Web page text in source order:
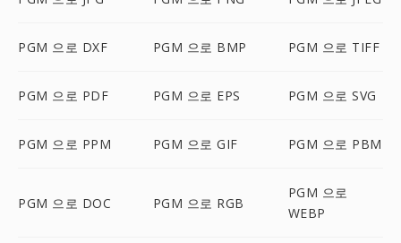
PGM 으로 DXF PGM 으로 BMP PGM 으로 TIFF
PGM 으로 PDF PGM 으로 EPS PGM 으로 SVG
PGM 으로 PPM PGM 으로 GIF PGM 으로 PBM
PGM 으로 DOC PGM 으로 RGB
PGM 으로
WEBP